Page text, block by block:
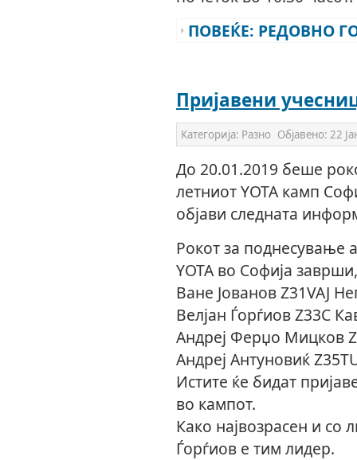
ПОВЕЌЕ: РЕДОВНО
Пријавени
Категорија: Разно Објавено: 22
До 20.01.2019 беше
летниот YOTA камп
објави следната
Рокот за поднесување
YOTA во Софија
Ване Јованов Z31VAJ
Велјан Ѓорѓиов Z33C
Андреј Ферџо Мицков
Андреј Антуновиќ
Истите ќе бидат
во кампот.
Како највозрасен и со
Ѓорѓиов е тим лидер.